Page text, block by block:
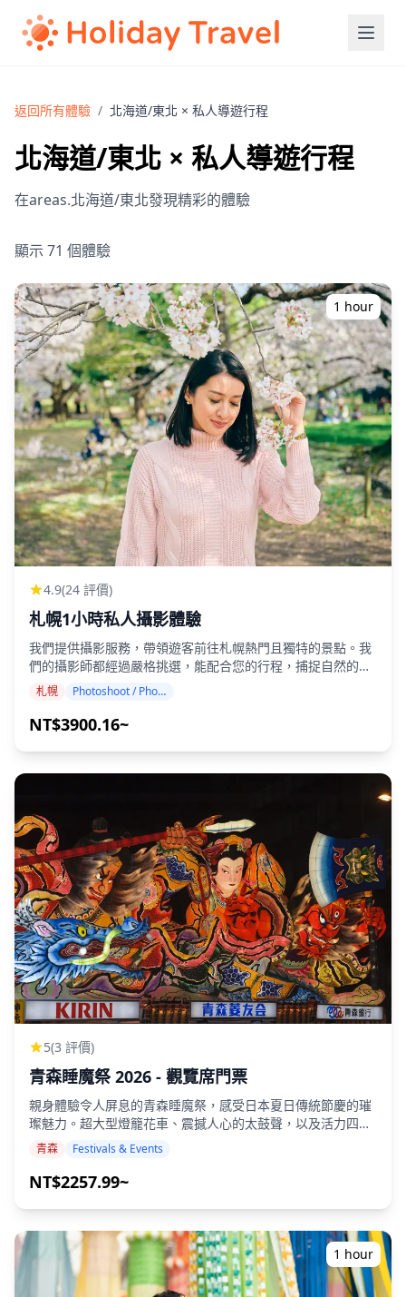
返回所有體驗 / 北海道/東北 × 私人導遊行程
北海道/東北 × 私人導遊行程
在areas.北海道/東北發現精彩的體驗
顯示 71 個體驗
1 hour
4.9(24 評價)
札幌1小時私人攝影體驗
我們提供攝影服務，帶領遊客前往札幌熱門且獨特的景點。我
們的攝影師都經過嚴格挑選，能配合您的行程，捕捉自然的構
圖，並找出理想的拍攝地點。(請與我們分享您喜歡的拍攝地
點！) 在札幌的任何地點皆可預訂攝影服務，最多可提前 3 天
預訂。我們會安排一位說英語/中文/韓語的攝影師。 我們將在
10 張照片進行重新交付。我們會對照片進行調整，以營造出特
定的氛圍，如果需要，可以調整照片的情緒和色彩。 讓我們透
・如果您在預定的集合時間遲到，拍攝時間和交付的照片數量
可能會減少。 ・如果在預定日期前 3 天預測拍攝地點會下雨，
或者拍攝當天意外下雨，我們將提供三個選項：(1) 重新安排日
期和時間，(2) 更改地點，或 (3) 取消拍攝。 ![]
(https://assets.hldycdn.com/experiences/
![]
(https://assets.hldycdn.com/experiences/
![]
(https://assets.hldycdn.com/experiences/
![](https://assets.hldycdn.com/211e862b-9810-4546-
82b5-fa94a13904e5.jpg) ![]
(https://assets.hldycdn.com/129f4a9e-3d95-43e8-919d-
2622006d39e6.jpg) ![]
(https://assets.hldycdn.com/c092fd0f-71f9-4c9f-a08c-
2b067ceaefed.jpg) ![]
(https://assets.hldycdn.com/experiences/
**包含項目** ・1小時拍攝服務 ・照片資料（100張以上原始
檔案） ・依需求對最多10張照片進行色彩校正 請注意：編輯
含項目** ・收費設施的入場費或門票預約 （攝影師的入場費
（如適用）由客戶負擔。） ・客戶前往拍攝地點的交通費 ・
如果客戶希望在多個地點拍攝，在預約時間內攝影師在各地點
之間移動的交通費由客戶負擔。 ・如果要求的拍攝地點位於偏
遠地區，可能會收取額外費用 （如適用，將提前通知您。）
・其他個人費用 **預約前/後重要注意事項** ・預約確認後，
您將被邀請加入與指定攝影師的LINE群組聊天，以確保拍攝期
間的順暢溝通。 請確保提前安裝LINE應用程式。（如果您在
札幌 Photoshoot / Photo tour
NT$3900.16~
5(3 評價)
青森睡魔祭 2026 - 觀覽席門票
親身體驗令人屏息的青森睡魔祭，感受日本夏日傳統節慶的璀
璨魅力。超大型燈籠花車、震撼人心的太鼓聲，以及活力四射
的舞者充斥街頭，讓您目不暇接。趁票券售罄前儘早預訂！ 體
本最著名的節慶之一——青森睡魔祭遊行。 這場充滿活力的夏
月2日～6日 ・最終日遊行及煙火：8月7日 每個夜晚都將展出
以歷史與神話人物為主題的巨型彩繪睡魔花車，伴隨著節奏強
勁的太鼓、笛聲，以及充滿活力的「ラッセラ！ラッセラ！」
呼號聲。 有了預留座位，您可以輕鬆入座，盡情享受壯觀的節
慶氣氛，無需擔心人潮擁擠或長時間站立的疲累。 ✨ 限量飯
青森 Festivals & Events
NT$2257.99~
1 hour